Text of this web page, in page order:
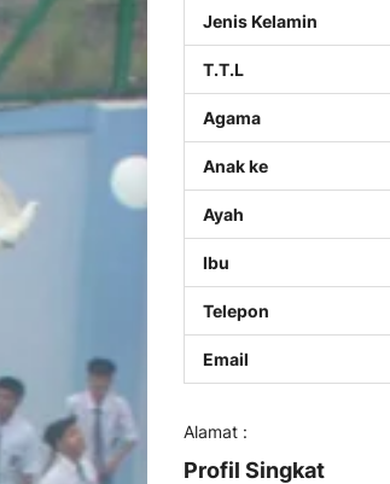
Jenis Kelamin
T.T.L
Agama
Anak ke
Ayah
Ibu
Telepon
Email
Alamat :
Profil Singkat